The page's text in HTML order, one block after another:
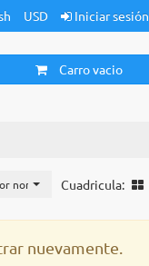
USD Iniciar sesión
Carro vacio
Cuadricula:
nombre
nuevamente.